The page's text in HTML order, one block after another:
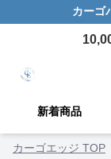
カーゴ
新着商品
カーゴエッジ TOP